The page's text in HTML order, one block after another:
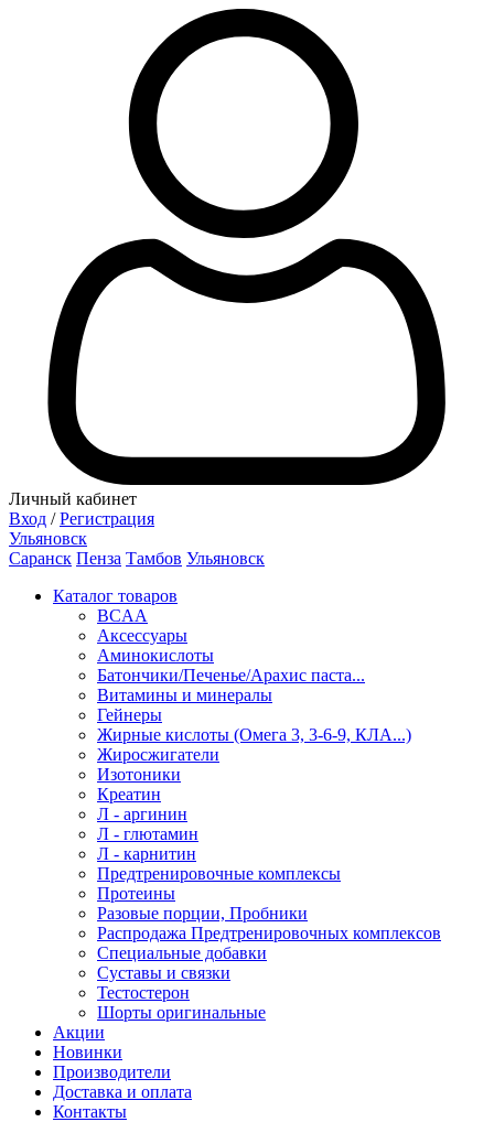
Личный кабинет
Вход / Регистрация
Ульяновск
Саранск Пенза Тамбов Ульяновск
Каталог товаров
BCAA
Аксессуары
Аминокислоты
Батончики/Печенье/Арахис паста...
Витамины и минералы
Гейнеры
Жирные кислоты (Омега 3, 3-6-9, КЛА...)
Жиросжигатели
Изотоники
Креатин
Л - аргинин
Л - глютамин
Л - карнитин
Предтренировочные комплексы
Протеины
Разовые порции, Пробники
Распродажа Предтренировочных комплексов
Специальные добавки
Суставы и связки
Тестостерон
Шорты оригинальные
Акции
Новинки
Производители
Доставка и оплата
Контакты